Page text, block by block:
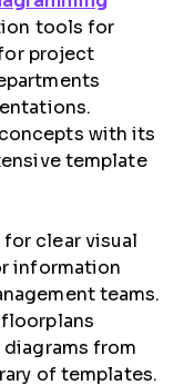
tools for
project
with its
template
for clear visual
information
teams.
floorplans
from
of templates.